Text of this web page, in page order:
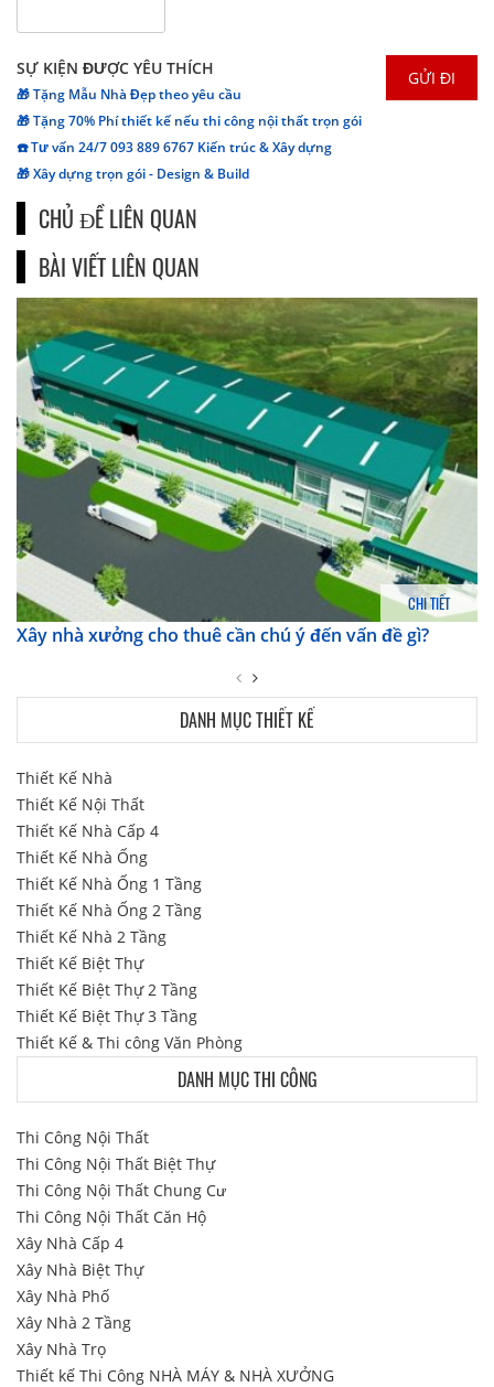
SỰ KIỆN ĐƯỢC YÊU THÍCH
🎁 Tặng Mẫu Nhà Đẹp theo yêu cầu
🎁 Tặng 70% Phí thiết kế nếu thi công nội thất trọn gói
☎️ Tư vấn 24/7 093 889 6767 Kiến trúc & Xây dựng
🎁 Xây dựng trọn gói - Design & Build
CHỦ ĐỀ LIÊN QUAN
BÀI VIẾT LIÊN QUAN
CHI TIẾT
Xây nhà xưởng cho thuê cần chú ý đến vấn đề gì?
DANH MỤC THIẾT KẾ
Thiết Kế Nhà
Thiết Kế Nội Thất
Thiết Kế Nhà Cấp 4
Thiết Kế Nhà Ống
Thiết Kế Nhà Ống 1 Tầng
Thiết Kế Nhà Ống 2 Tầng
Thiết Kế Nhà 2 Tầng
Thiết Kế Biệt Thự
Thiết Kế Biệt Thự 2 Tầng
Thiết Kế Biệt Thự 3 Tầng
Thiết Kế & Thi công Văn Phòng
DANH MỤC THI CÔNG
Thi Công Nội Thất
Thi Công Nội Thất Biệt Thự
Thi Công Nội Thất Chung Cư
Thi Công Nội Thất Căn Hộ
Xây Nhà Cấp 4
Xây Nhà Biệt Thự
Xây Nhà Phố
Xây Nhà 2 Tầng
Xây Nhà Trọ
Thiết kế Thi Công NHÀ MÁY & NHÀ XƯỞNG